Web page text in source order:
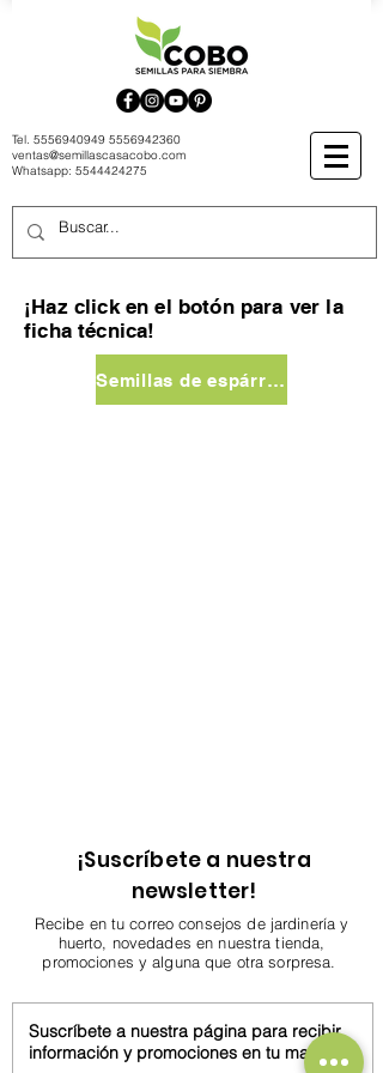
Tel. 5556940949 5556942360
ventas@semillascasacobo.com
Whatsapp: 5544424275
¡Haz click en el botón para ver la
ficha técnica!
Semillas de espárrago Mary Washington
¡Suscríbete a nuestra
newsletter!
Recibe en tu correo consejos de jardinería y
huerto, novedades en nuestra tienda,
promociones y alguna que otra sorpresa.
Suscríbete a nuestra página para recibir
información y promociones en tu mail.